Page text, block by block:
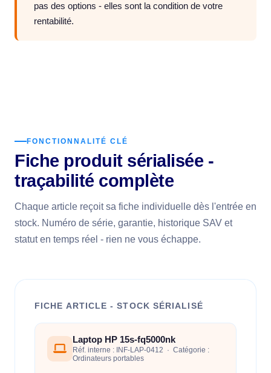
pas des options - elles sont la condition de votre
rentabilité.
FONCTIONNALITÉ CLÉ
Fiche produit sérialisée -
traçabilité complète
Chaque article reçoit sa fiche individuelle dès l'entrée en
stock. Numéro de série, garantie, historique SAV et
statut en temps réel - rien ne vous échappe.
FICHE ARTICLE - STOCK SÉRIALISÉ
Laptop HP 15s-fq5000nk
Réf. interne : INF-LAP-0412 · Catégorie :
Ordinateurs portables